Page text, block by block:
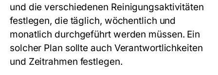
und die verschiedenen Reinigungsaktivitäten
festlegen, die täglich, wöchentlich und
monatlich durchgeführt werden müssen. Ein
solcher Plan sollte auch Verantwortlichkeiten
und Zeitrahmen festlegen.